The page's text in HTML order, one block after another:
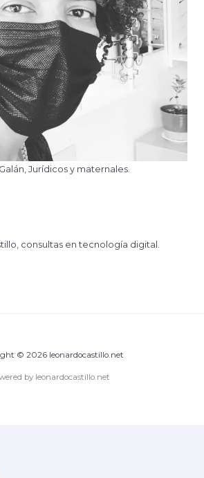
Jurídicos y maternales.
consultas en tecnología digital.
© 2026 leonardocastillo.net
by leonardocastillo.net